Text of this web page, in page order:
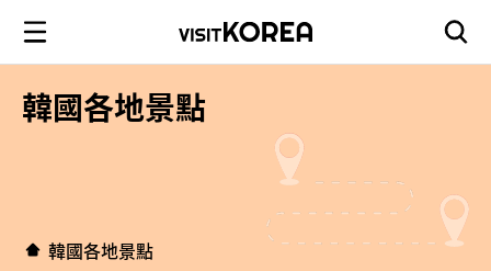
韓國各地景點
韓國各地景點